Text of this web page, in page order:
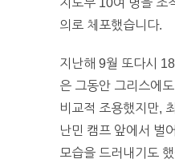
의로 체포했습니다.
지난해 9월 또다시
은 그동안 그리스에
비교적 조용했지만,
난민 캠프 앞에서 벌
모습을 드러내기도